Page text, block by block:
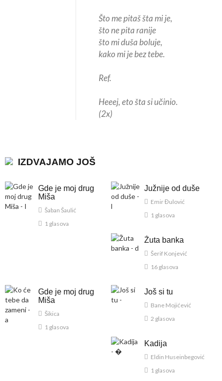
Što me pitaš šta mi je,
što ne pita ranije
što mi duša boluje,
kako mi je bez tebe.
Ref.
Heeej, eto šta si učinio.
(2x)
IZDVAJAMO JOŠ
Gde je moj drug
Miša
Šaban Šaulić
1 glasova
Južnije od duše
Emir Đulović
1 glasova
Žuta banka
Šerif Konjević
16 glasova
Gde je moj drug
Miša
Šikica
1 glasova
Još si tu
Bane Mojićević
2 glasova
Kadija
Eldin Huseinbegović
1 glasova